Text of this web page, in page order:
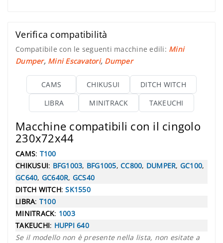
Verifica compatibilità
Compatibile con le seguenti macchine edili: Mini
Dumper, Mini Escavatori, Dumper
CAMS CHIKUSUI
DITCH WITCH
LIBRA
MINITRACK TAKEUCHI
Macchine compatibili con il cingolo
230x72x44
CAMS: T100
CHIKUSUI: BFG1003, BFG1005, CC800, DUMPER, GC100,
GC640, GC640R, GCS40
DITCH WITCH:SK1550
LIBRA: T100
MINITRACK: 1003
TAKEUCHI: HUPPI 640
Se il modello non è presente nella lista, non esitate a